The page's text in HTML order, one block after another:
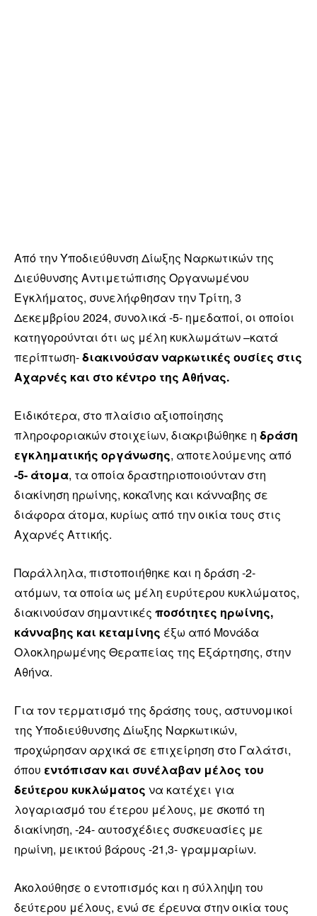
Από την Υποδιεύθυνση Δίωξης Ναρκωτικών της
Διεύθυνσης Αντιμετώπισης Οργανωμένου
Εγκλήματος, συνελήφθησαν την Τρίτη, 3
Δεκεμβρίου 2024, συνολικά -5- ημεδαποί, οι οποίοι
κατηγορούνται ότι ως μέλη κυκλωμάτων –κατά
περίπτωση-διακινούσαν ναρκωτικές ουσίες στις
Αχαρνές και στο κέντρο της Αθήνας.
Ειδικότερα, στο πλαίσιο αξιοποίησης
πληροφοριακών στοιχείων, διακριβώθηκε η δράση
εγκληματικής οργάνωσης, αποτελούμενης από
-5- άτομα, τα οποία δραστηριοποιούνταν στη
διακίνηση ηρωίνης, κοκαΐνης και κάνναβης σε
διάφορα άτομα, κυρίως από την οικία τους στις
Αχαρνές Αττικής.
Παράλληλα, πιστοποιήθηκε και η δράση -2-
ατόμων, τα οποία ως μέλη ευρύτερου κυκλώματος,
διακινούσαν σημαντικές ποσότητες ηρωίνης,
κάνναβης και κεταμίνης έξω από Μονάδα
Ολοκληρωμένης Θεραπείας της Εξάρτησης, στην
Αθήνα.
Για τον τερματισμό της δράσης τους, αστυνομικοί
της Υποδιεύθυνσης Δίωξης Ναρκωτικών,
προχώρησαν αρχικά σε επιχείρηση στο Γαλάτσι,
όπου εντόπισαν και συνέλαβαν μέλος του
δεύτερου κυκλώματος να κατέχει για
λογαριασμό του έτερου μέλους, με σκοπό τη
διακίνηση, -24- αυτοσχέδιες συσκευασίες με
ηρωίνη, μεικτού βάρους -21,3- γραμμαρίων.
Ακολούθησε ο εντοπισμός και η σύλληψη του
δεύτερου μέλους, ενώ σε έρευνα στην οικία τους